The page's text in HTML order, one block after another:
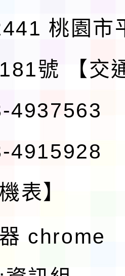
桃園市
號
【交
4937563
4915928
表】
chrome